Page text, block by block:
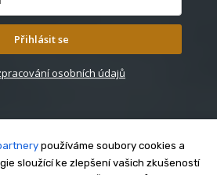
Přihlásit se
osobních údajů
používáme soubory cookies a
sloužící ke zlepšení vašich zkušeností